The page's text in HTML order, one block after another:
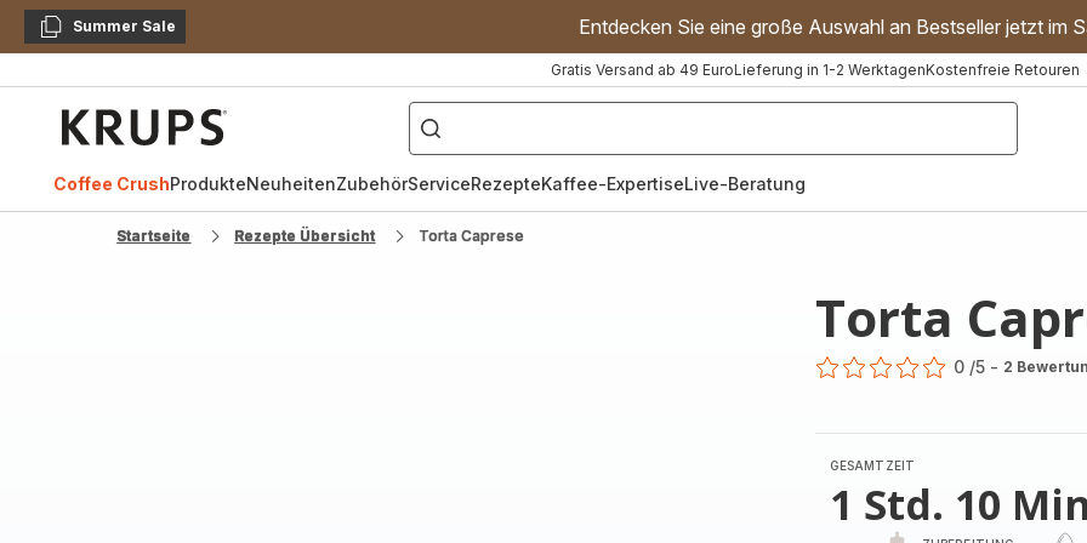
KopierenSummer Sale Entdecken Sie eine große Auswahl an Bestseller jetzt im
Gratis Versand ab 49 EuroLieferung in 1-2 WerktagenKostenfreie Retouren
["Kaffeevollautomat","Handmixer","Waffeleisen"]
Coffee CrushProdukteNeuheitenZubehörServiceRezepteKaffee-ExpertiseLive-Beratung
Startseite Rezepte Übersicht Torta Caprese
Torta
0 /5 - 2
GESAMTZEIT
1 Std. 10